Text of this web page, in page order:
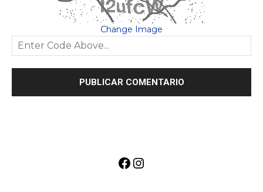
Change Image
Facebook
Instagram